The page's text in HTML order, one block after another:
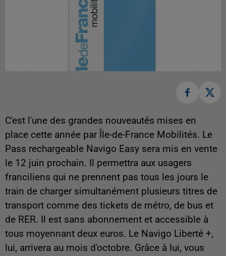
C'est l'une des grandes nouveautés mises en
place cette année par Île-de-France Mobilités. Le
Pass rechargeable Navigo Easy sera mis en vente
le 12 juin prochain. Il permettra aux usagers
franciliens qui ne prennent pas tous les jours le
train de charger simultanément plusieurs titres de
transport comme des tickets de métro, de bus et
de RER. Il est sans abonnement et accessible à
tous moyennant deux euros. Le Navigo Liberté +,
lui, arrivera au mois d'octobre. Grâce à lui, vous